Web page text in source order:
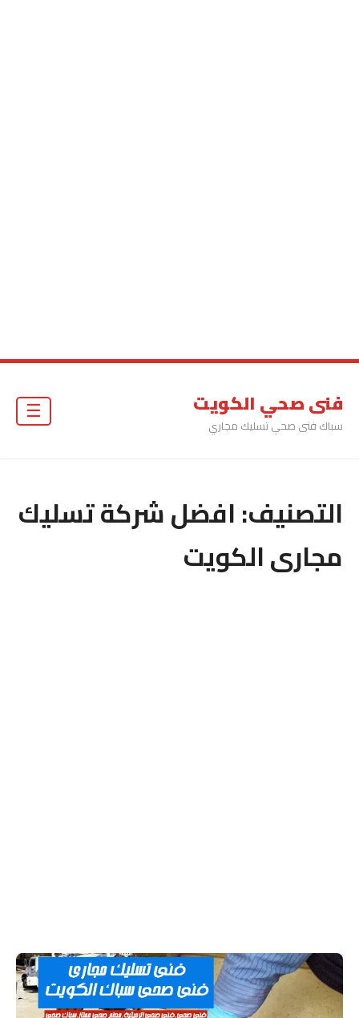
فنى صحي الكويت
سباك فنى صحي تسليك مجاري
التصنيف:افضل شركة تسليك
مجارى الكويت